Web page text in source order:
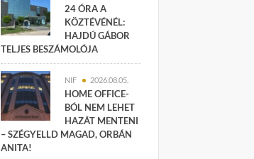
24 ÓRA A
KÖZTÉVÉNÉL:
HAJDÚ GÁBOR
TELJES BESZÁMOLÓJA
NIF 2026.08.05.
HOME OFFICE-
BÓL NEM LEHET
HAZÁT MENTENI
– SZÉGYELLD MAGAD, ORBÁN
ANITA!